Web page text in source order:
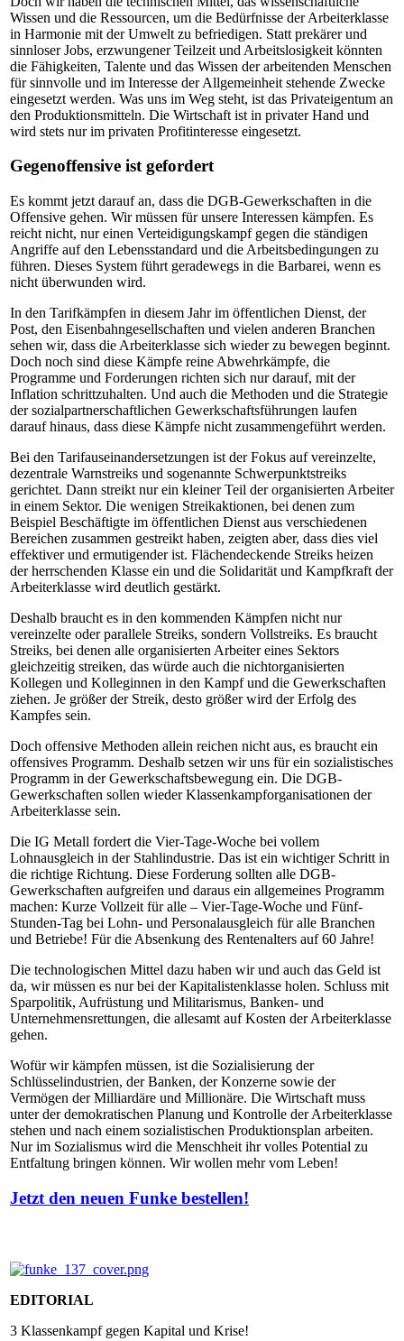
Wissen und die Ressourcen, um die Bedürfnisse der Arbeiterklasse
in Harmonie mit der Umwelt zu befriedigen. Statt prekärer und
sinnloser Jobs, erzwungener Teilzeit und Arbeitslosigkeit könnten
die Fähigkeiten, Talente und das Wissen der arbeitenden Menschen
für sinnvolle und im Interesse der Allgemeinheit stehende Zwecke
eingesetzt werden. Was uns im Weg steht, ist das Privateigentum an
den Produktionsmitteln. Die Wirtschaft ist in privater Hand und
wird stets nur im privaten Profitinteresse eingesetzt.
Gegenoffensive ist gefordert
Es kommt jetzt darauf an, dass die DGB-Gewerkschaften in die
Offensive gehen. Wir müssen für unsere Interessen kämpfen. Es
reicht nicht, nur einen Verteidigungskampf gegen die ständigen
Angriffe auf den Lebensstandard und die Arbeitsbedingungen zu
führen. Dieses System führt geradewegs in die Barbarei, wenn es
nicht überwunden wird.
In den Tarifkämpfen in diesem Jahr im öffentlichen Dienst, der
Post, den Eisenbahngesellschaften und vielen anderen Branchen
sehen wir, dass die Arbeiterklasse sich wieder zu bewegen beginnt.
Doch noch sind diese Kämpfe reine Abwehrkämpfe, die
Programme und Forderungen richten sich nur darauf, mit der
Inflation schrittzuhalten. Und auch die Methoden und die Strategie
der sozialpartnerschaftlichen Gewerkschaftsführungen laufen
darauf hinaus, dass diese Kämpfe nicht zusammengeführt werden.
Bei den Tarifauseinandersetzungen ist der Fokus auf vereinzelte,
dezentrale Warnstreiks und sogenannte Schwerpunktstreiks
gerichtet. Dann streikt nur ein kleiner Teil der organisierten Arbeiter
in einem Sektor. Die wenigen Streikaktionen, bei denen zum
Beispiel Beschäftigte im öffentlichen Dienst aus verschiedenen
Bereichen zusammen gestreikt haben, zeigten aber, dass dies viel
effektiver und ermutigender ist. Flächendeckende Streiks heizen
der herrschenden Klasse ein und die Solidarität und Kampfkraft der
Arbeiterklasse wird deutlich gestärkt.
Deshalb braucht es in den kommenden Kämpfen nicht nur
vereinzelte oder parallele Streiks, sondern Vollstreiks. Es braucht
Streiks, bei denen alle organisierten Arbeiter eines Sektors
gleichzeitig streiken, das würde auch die nichtorganisierten
Kollegen und Kolleginnen in den Kampf und die Gewerkschaften
ziehen. Je größer der Streik, desto größer wird der Erfolg des
Kampfes sein.
Doch offensive Methoden allein reichen nicht aus, es braucht ein
offensives Programm. Deshalb setzen wir uns für ein sozialistisches
Programm in der Gewerkschaftsbewegung ein. Die DGB-
Gewerkschaften sollen wieder Klassenkampforganisationen der
Arbeiterklasse sein.
Die IG Metall fordert die Vier-Tage-Woche bei vollem
Lohnausgleich in der Stahlindustrie. Das ist ein wichtiger Schritt in
die richtige Richtung. Diese Forderung sollten alle DGB-
Gewerkschaften aufgreifen und daraus ein allgemeines Programm
machen: Kurze Vollzeit für alle – Vier-Tage-Woche und Fünf-
Stunden-Tag bei Lohn- und Personalausgleich für alle Branchen
und Betriebe! Für die Absenkung des Rentenalters auf 60 Jahre!
Die technologischen Mittel dazu haben wir und auch das Geld ist
da, wir müssen es nur bei der Kapitalistenklasse holen. Schluss mit
Sparpolitik, Aufrüstung und Militarismus, Banken- und
Unternehmensrettungen, die allesamt auf Kosten der Arbeiterklasse
gehen.
Wofür wir kämpfen müssen, ist die Sozialisierung der
Schlüsselindustrien, der Banken, der Konzerne sowie der
Vermögen der Milliardäre und Millionäre. Die Wirtschaft muss
unter der demokratischen Planung und Kontrolle der Arbeiterklasse
stehen und nach einem sozialistischen Produktionsplan arbeiten.
Nur im Sozialismus wird die Menschheit ihr volles Potential zu
Entfaltung bringen können. Wir wollen mehr vom Leben!
Jetzt den neuen Funke bestellen!
EDITORIAL
3 Klassenkampf gegen Kapital und Krise!